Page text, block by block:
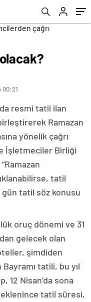
00:21
da resmi tatil ilan
Ramazan
yönelik çağrı
İşletmeciler Birliği
tatil
gün tatil söz konusu
oruç dönemi ve 31
gelecek olan
şimdiden
Bayramı tatili, bu yıl
12 Nisan’da sona
tatil süresi,